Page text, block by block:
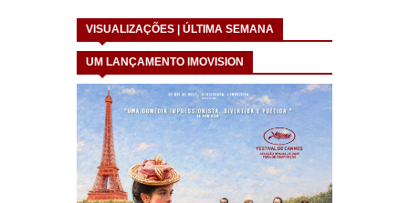
VISUALIZAÇÕES | ÚLTIMA SEMANA
UM LANÇAMENTO IMOVISION